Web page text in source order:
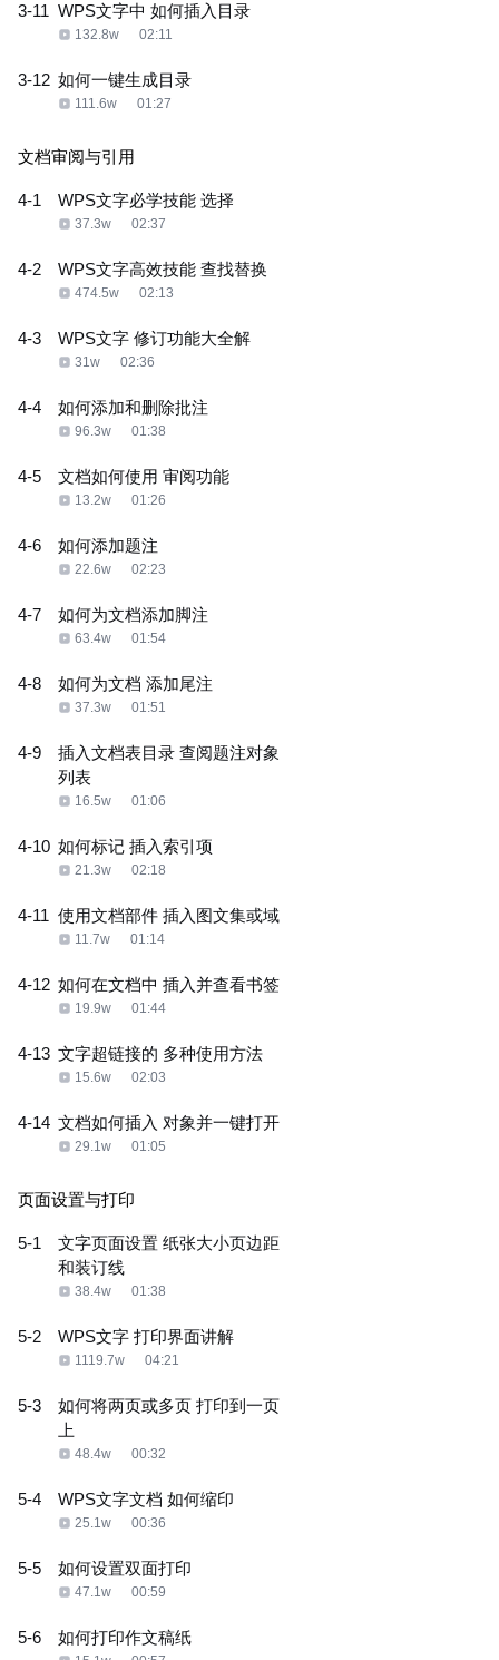
3-11 WPS文字中 如何插入目录
132.8w 02:11
3-12 如何一键生成目录
111.6w 01:27
文档审阅与引用
4-1 WPS文字必学技能 选择
37.3w 02:37
4-2 WPS文字高效技能 查找替换
474.5w 02:13
4-3 WPS文字 修订功能大全解
31w 02:36
4-4 如何添加和删除批注
96.3w 01:38
4-5 文档如何使用 审阅功能
13.2w 01:26
4-6 如何添加题注
22.6w 02:23
4-7 如何为文档添加脚注
63.4w 01:54
4-8 如何为文档 添加尾注
37.3w 01:51
4-9
插入文档表目录 查阅题注对象
列表
16.5w 01:06
4-10 如何标记 插入索引项
21.3w 02:18
4-11 使用文档部件 插入图文集或域
11.7w 01:14
4-12 如何在文档中 插入并查看书签
19.9w 01:44
4-13 文字超链接的 多种使用方法
15.6w 02:03
4-14 文档如何插入 对象并一键打开
29.1w 01:05
页面设置与打印
5-1
文字页面设置 纸张大小页边距
和装订线
38.4w 01:38
5-2 WPS文字 打印界面讲解
1119.7w 04:21
5-3
如何将两页或多页 打印到一页
上
48.4w 00:32
5-4 WPS文字文档 如何缩印
25.1w 00:36
5-5 如何设置双面打印
47.1w 00:59
5-6 如何打印作文稿纸